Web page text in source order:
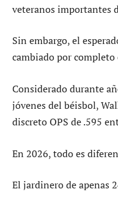
veteranos importantes
Sin embargo, el
cambiado por completo
Considerado durante
jóvenes del béisbol,
discreto OPS de .595
En 2026, todo es
El jardinero de apenas